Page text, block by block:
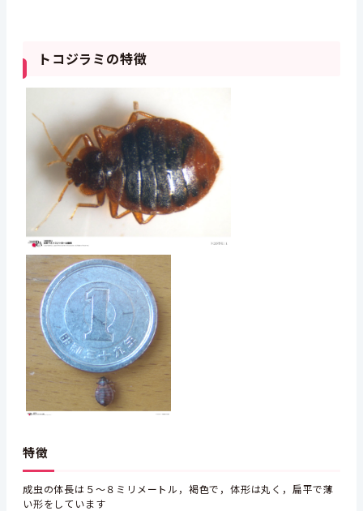
トコジラミの特徴
特徴
成虫の体長は５～８ミリメートル，褐色で，体形は丸く，扁平で薄
い形をしています